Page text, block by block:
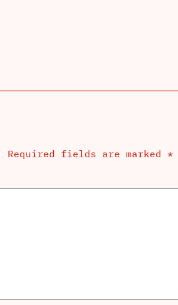
Required fields are marked *